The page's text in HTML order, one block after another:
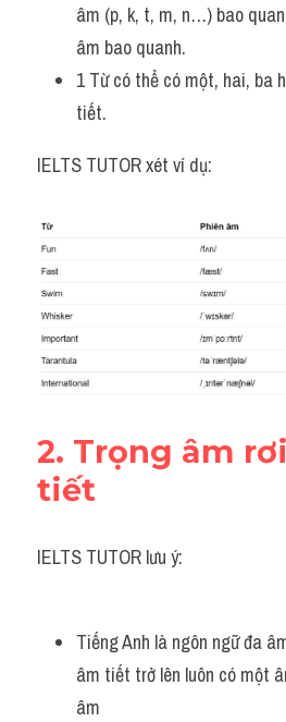
Vocabulary
âm (p, k, t, m, n…) bao
âm bao quanh.
1 Từ có thể có một, hai, ba
tiết.
IELTS TUTOR xét ví dụ:
2. Trọng âm
tiết
IELTS TUTOR lưu ý:
Tiếng Anh là ngôn ngữ đa
âm tiết trở lên luôn có một
âm